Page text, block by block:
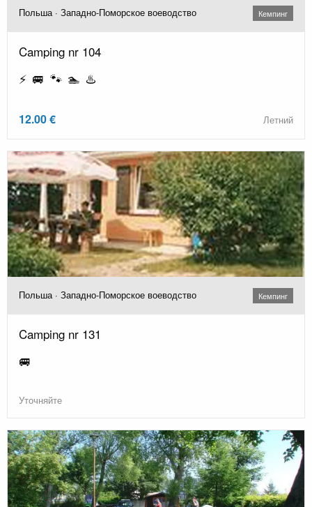
Польша · Западно-Поморское воеводство Кемпинг
Camping nr 104
⚡ 🚐 🐾 🏊 ♨️
12.00 € Летний
Польша · Западно-Поморское воеводство Кемпинг
Camping nr 131
🚐
Уточняйте